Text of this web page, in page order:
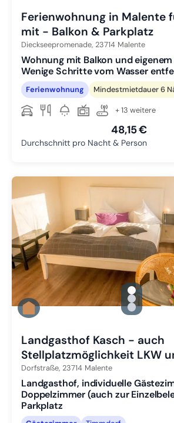
Ferienwohnung in Malente
mit - Balkon & Parkplatz
Dieckseepromenade, 23714 Malente
Wohnung mit Balkon und
Wenige Schritte vom Wasser
Ferienwohnung Mindestmietdauer 6
+ 13 weitere
48,15 €
Durchschnitt pro Nacht & Person
Zu Slide 1
Zu Slide 2
Zu Slide 3
Landgasthof Kasch - auch
Stellplatzmöglichkeit LKW
Dorfstraße, 23714 Malente
Landgasthof, individuelle
Doppelzimmer (auch zur
Parkplatz